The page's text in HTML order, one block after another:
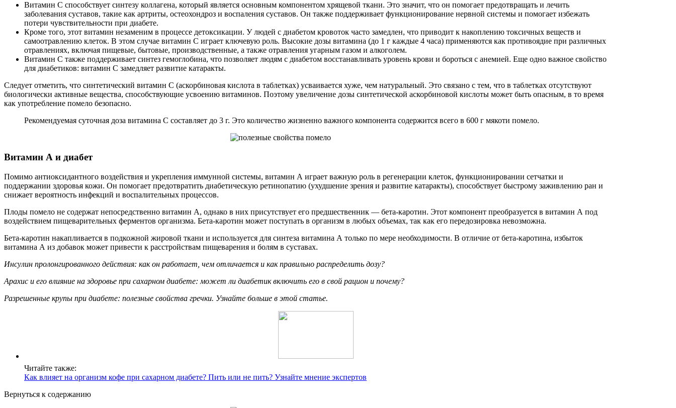
Витамин С способствует синтезу коллагена, который является основным компонентом хрящевой ткани. Это значит, что он помогает предотвращать и лечить
заболевания суставов, такие как артриты, остеохондроз и воспаления суставов. Он также поддерживает функционирование нервной системы и помогает избежать
потери чувствительности при диабете.
Кроме того, этот витамин незаменим в процессе детоксикации. У людей с диабетом кровоток часто замедлен, что приводит к накоплению токсичных веществ и
самоотравлению клеток. В этом случае витамин С играет ключевую роль. Высокие дозы витамина (до 1 г каждые 4 часа) применяются как противоядие при различных
отравлениях, включая пищевые, бытовые, производственные, а также отравления угарным газом и алкоголем.
Витамин С также поддерживает синтез гемоглобина, что позволяет людям с диабетом восстанавливать уровень крови и бороться с анемией. Еще одно важное свойство
для диабетиков: витамин С замедляет развитие катаракты.
Следует отметить, что синтетический витамин С (аскорбиновая кислота в таблетках) усваивается хуже, чем натуральный. Это связано с тем, что в таблетках отсутствуют
биологически активные вещества, способствующие усвоению витаминов. Поэтому увеличение дозы синтетической аскорбиновой кислоты может быть опасным, в то время
как употребление помело безопасно.
Рекомендуемая суточная доза витамина С составляет до 3 г. Это количество жизненно важного компонента содержится всего в 600 г мякоти помело.
Витамин А и диабет
Помимо антиоксидантного воздействия и укрепления иммунной системы, витамин А играет важную роль в регенерации клеток, функционировании сетчатки и
поддержании здоровья кожи. Он помогает предотвратить диабетическую ретинопатию (ухудшение зрения и развитие катаракты), способствует быстрому заживлению ран и
снижает вероятность инфекций и воспалительных процессов.
Плоды помело не содержат непосредственно витамин А, однако в них присутствует его предшественник — бета-каротин. Этот компонент преобразуется в витамин А под
воздействием пищеварительных ферментов организма. Бета-каротин может поступать в организм в любых объемах, так как его передозировка невозможна.
Бета-каротин накапливается в подкожной жировой ткани и используется для синтеза витамина А только по мере необходимости. В отличие от бета-каротина, избыток
витамина А из добавок может привести к расстройствам пищеварения и болям в суставах.
Инсулин пролонгированного действия: как он работает, чем отличается и как правильно распределить дозу?
Арахис и его влияние на здоровье при сахарном диабете: может ли диабетик включить его в свой рацион и почему?
Разрешенные крупы при диабете: полезные свойства гречки. Узнайте больше в этой статье.
Читайте также:
Как влияет на организм кофе при сахарном диабете? Пить или не пить? Узнайте мнение экспертов
Вернуться к содержанию